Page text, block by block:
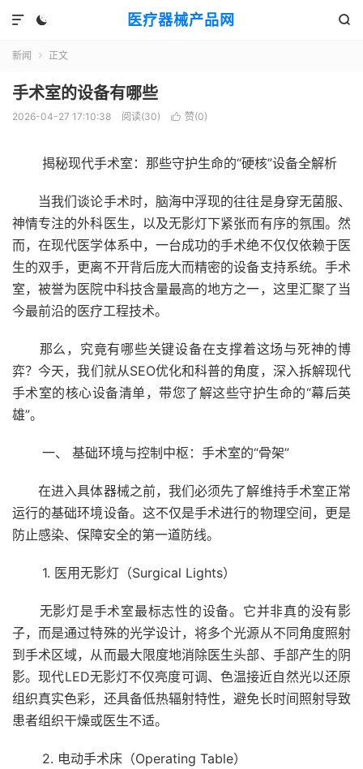
医疗器械产品网
 

新闻  正文
手术室的设备有哪些
2026-04-27 17:10:38 阅读(30)  赞(0)
揭秘现代手术室：那些守护生命的“硬核”设备全解析
当我们谈论手术时，脑海中浮现的往往是身穿无菌服、
神情专注的外科医生，以及无影灯下紧张而有序的氛围。然
而，在现代医学体系中，一台成功的手术绝不仅仅依赖于医
生的双手，更离不开背后庞大而精密的设备支持系统。手术
室，被誉为医院中科技含量最高的地方之一，这里汇聚了当
今最前沿的医疗工程技术。
那么，究竟有哪些关键设备在支撑着这场与死神的博
弈？今天，我们就从SEO优化和科普的角度，深入拆解现代
手术室的核心设备清单，带您了解这些守护生命的“幕后英
雄”。
一、 基础环境与控制中枢：手术室的“骨架”
在进入具体器械之前，我们必须先了解维持手术室正常
运行的基础环境设备。这不仅是手术进行的物理空间，更是
防止感染、保障安全的第一道防线。
1. 医用无影灯（Surgical Lights）
无影灯是手术室最标志性的设备。它并非真的没有影
子，而是通过特殊的光学设计，将多个光源从不同角度照射
到手术区域，从而最大限度地消除医生头部、手部产生的阴
影。现代LED无影灯不仅亮度可调、色温接近自然光以还原
组织真实色彩，还具备低热辐射特性，避免长时间照射导致
患者组织干燥或医生不适。
2. 电动手术床（Operating Table）